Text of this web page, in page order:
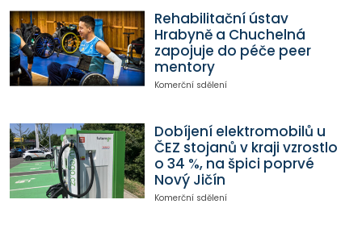
Rehabilitační ústav
Hrabyně a Chuchelná
zapojuje do péče peer
mentory
Komerční sdělení
Dobíjení elektromobilů u
ČEZ stojanů v kraji vzrostlo
o 34 %, na špici poprvé
Nový Jičín
Komerční sdělení